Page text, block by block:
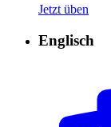
Jetzt üben
Englisch